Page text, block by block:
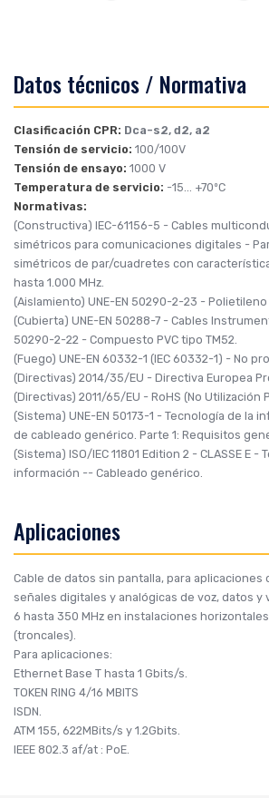
Datos técnicos / Normativa
Clasificación CPR: Dca-s2, d2, a2
Tensión de servicio: 100/100V
Tensión de ensayo: 1000 V
Temperatura de servicio: -15... +70ºC
Normativas:
(Constructiva) IEC-61156-5 - Cables
simétricos para comunicaciones digitales -
simétricos de par/cuadretes con
hasta 1.000 MHz.
(Aislamiento) UNE-EN 50290-2-23 - Polietileno
(Cubierta) UNE-EN 50288-7 - Cables
50290-2-22 - Compuesto PVC tipo TM52.
(Fuego) UNE-EN 60332-1 (IEC 60332-1) - No
(Directivas) 2014/35/EU - Directiva Europea
(Directivas) 2011/65/EU - RoHS (No
(Sistema) UNE-EN 50173-1 - Tecnología de la
de cableado genérico. Parte 1: Requisitos
(Sistema) ISO/IEC 11801 Edition 2 - CLASSE E -
información -- Cableado genérico.
Aplicaciones
Cable de datos sin pantalla, para aplicaciones
señales digitales y analógicas de voz, datos y
6 hasta 350 MHz en instalaciones
(troncales).
Para aplicaciones:
Ethernet Base T hasta 1 Gbits/s.
TOKEN RING 4/16 MBITS
ISDN.
ATM 155, 622MBits/s y 1.2Gbits.
IEEE 802.3 af/at : PoE.